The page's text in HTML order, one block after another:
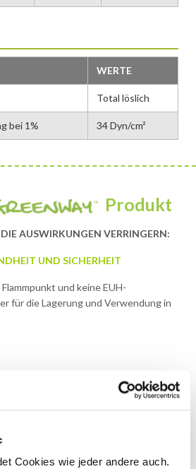
Cookies wie jeder andere auch.
WERTE
Total löslich
bei 1% 34 Dyn/cm²
Produkt
AUSWIRKUNGEN VERRINGERN:
UND SICHERHEIT
und keine EUH-
für die Lagerung und Verwendung in
VOC-Gehalt (<25% der VOC-